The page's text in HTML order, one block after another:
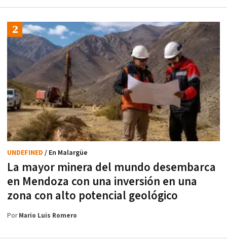
La mayor minera del mundo desembarca
en Mendoza con una inversión en una
zona con alto potencial geológico
UNDEFINED / En Malargüe
PorMario Luis Romero